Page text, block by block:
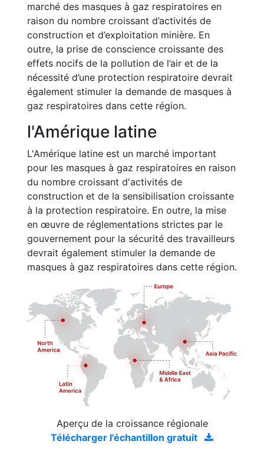
marché des masques à gaz respiratoires en
raison du nombre croissant d’activités de
construction et d’exploitation minière. En
outre, la prise de conscience croissante des
effets nocifs de la pollution de l’air et de la
nécessité d’une protection respiratoire devrait
également stimuler la demande de masques à
gaz respiratoires dans cette région.
l'Amérique latine
L'Amérique latine est un marché important
pour les masques à gaz respiratoires en raison
du nombre croissant d'activités de
construction et de la sensibilisation croissante
à la protection respiratoire. En outre, la mise
en œuvre de réglementations strictes par le
gouvernement pour la sécurité des travailleurs
devrait également stimuler la demande de
masques à gaz respiratoires dans cette région.
Aperçu de la croissance régionale
Télécharger l'échantillon gratuit